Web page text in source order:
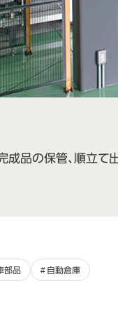
成品の保管、順立て
部品 自動倉庫